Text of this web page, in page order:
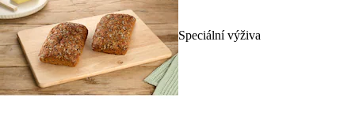
Speciální výživa